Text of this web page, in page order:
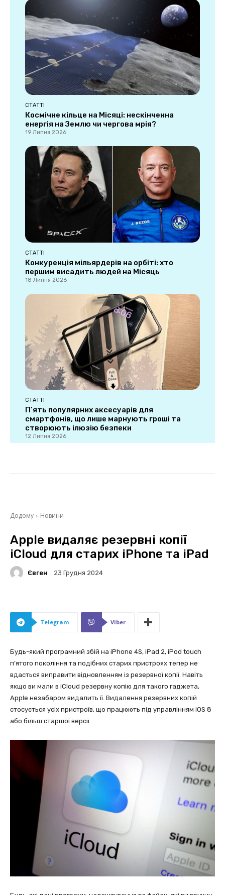
СТАТТІ
Космічне кільце на Місяці: нескінченна
енергія на Землю чи чергова мрія?
19 Липня 2026
СТАТТІ
Конкуренція мільярдерів на орбіті: хто
першим висадить людей на Місяць
18 Липня 2026
СТАТТІ
П’ять популярних аксесуарів для
смартфонів, що лише марнують гроші та
створюють ілюзію безпеки
12 Липня 2026